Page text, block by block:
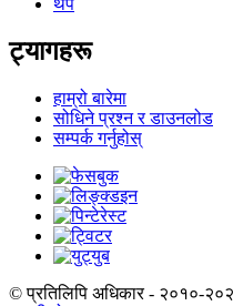
थप
ट्यागहरू
हाम्रो बारेमा
सोधिने प्रश्न र डाउनलोड
सम्पर्क गर्नुहोस्
© प्रतिलिपि अधिकार - २०१०-